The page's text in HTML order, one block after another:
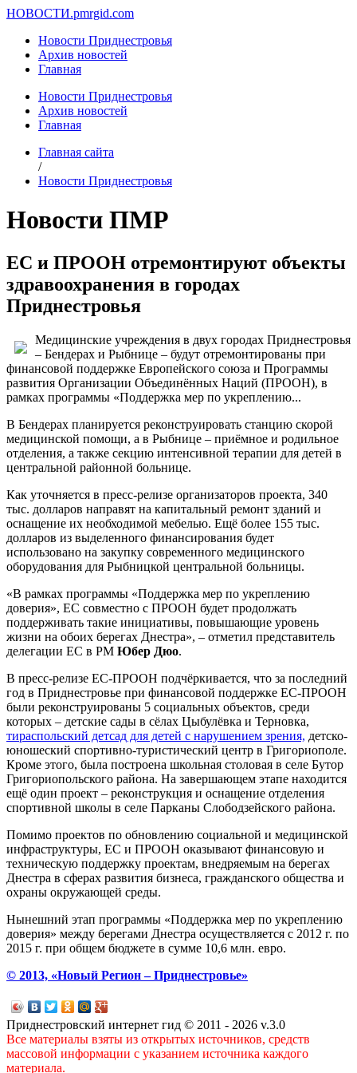
НОВОСТИ.pmrgid.com
Новости Приднестровья
Архив новостей
Главная
Новости Приднестровья
Архив новостей
Главная
Главная сайта
/
Новости Приднестровья
Новости ПМР
ЕС и ПРООН отремонтируют объекты
здравоохранения в городах
Приднестровья
Медицинские учреждения в двух городах Приднестровья
– Бендерах и Рыбнице – будут отремонтированы при
финансовой поддержке Европейского союза и Программы
развития Организации Объединённых Наций (ПРООН), в
рамках программы «Поддержка мер по укреплению...
В Бендерах планируется реконструировать станцию скорой
медицинской помощи, а в Рыбнице – приёмное и родильное
отделения, а также секцию интенсивной терапии для детей в
центральной районной больнице.
Как уточняется в пресс-релизе организаторов проекта, 340
тыс. долларов направят на капитальный ремонт зданий и
оснащение их необходимой мебелью. Ещё более 155 тыс.
долларов из выделенного финансирования будет
использовано на закупку современного медицинского
оборудования для Рыбницкой центральной больницы.
«В рамках программы «Поддержка мер по укреплению
доверия», ЕС совместно с ПРООН будет продолжать
поддерживать такие инициативы, повышающие уровень
жизни на обоих берегах Днестра», – отметил представитель
делегации ЕС в РМ Юбер Дюо.
В пресс-релизе ЕС-ПРООН подчёркивается, что за последний
год в Приднестровье при финансовой поддержке ЕС-ПРООН
были реконструированы 5 социальных объектов, среди
которых – детские сады в сёлах Цыбулёвка и Терновка,
тираспольский детсад для детей с нарушением зрения, детско-
юношеский спортивно-туристический центр в Григориополе.
Кроме этого, была построена школьная столовая в селе Бутор
Григориопольского района. На завершающем этапе находится
ещё один проект – реконструкция и оснащение отделения
спортивной школы в селе Парканы Слободзейского района.
Помимо проектов по обновлению социальной и медицинской
инфраструктуры, ЕС и ПРООН оказывают финансовую и
техническую поддержку проектам, внедряемым на берегах
Днестра в сферах развития бизнеса, гражданского общества и
охраны окружающей среды.
Нынешний этап программы «Поддержка мер по укреплению
доверия» между берегами Днестра осуществляется с 2012 г. по
2015 г. при общем бюджете в сумме 10,6 млн. евро.
© 2013, «Новый Регион – Приднестровье»
Приднестровский интернет гид © 2011 - 2026 v.3.0
Все материалы взяты из открытых источников, средств
массовой информации с указанием источника каждого
материала.